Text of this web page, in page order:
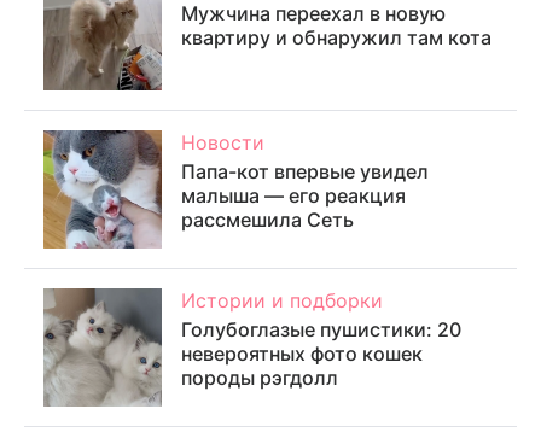
​​Мужчина переехал в новую
квартиру и обнаружил там кота
Новости
Папа-кот впервые увидел
малыша — его реакция
рассмешила Сеть
Истории и подборки
Голубоглазые пушистики: 20
невероятных фото кошек
породы рэгдолл